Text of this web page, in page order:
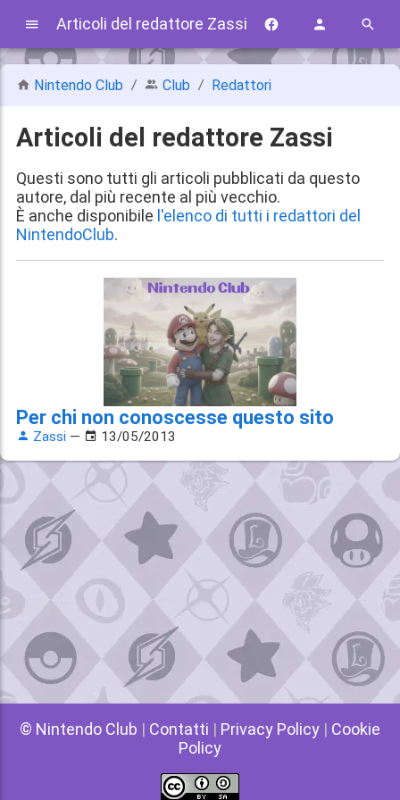
Articoli del redattore Zassi
Nintendo Club Club Redattori
Articoli del redattore Zassi
Questi sono tutti gli articoli pubblicati da questo
autore, dal più recente al più vecchio.
È anche disponibile l'elenco di tutti i redattori del
NintendoClub.
Per chi non conoscesse questo sito
Zassi — 13/05/2013
© Nintendo Club | Contatti | Privacy Policy | Cookie
Policy